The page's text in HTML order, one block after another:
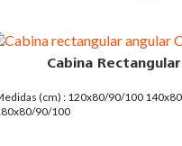
Cabina
(cm) : 120x80/90/100
90/100